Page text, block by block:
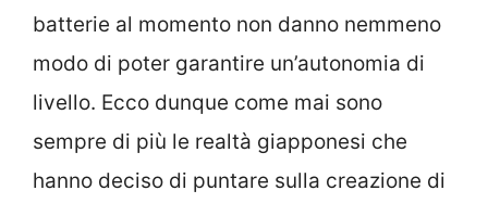
batterie al momento non danno nemmeno
modo di poter garantire un’autonomia di
livello. Ecco dunque come mai sono
sempre di più le realtà giapponesi che
hanno deciso di puntare sulla creazione di